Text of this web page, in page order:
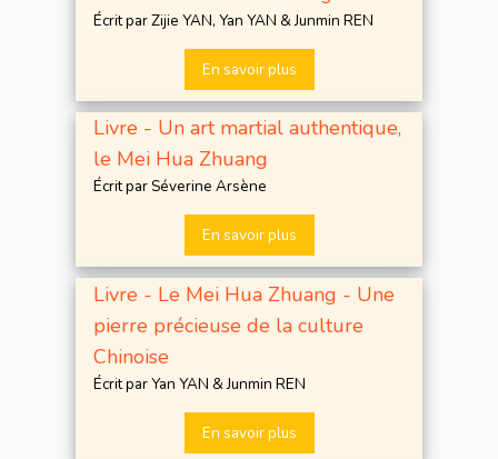
Écrit par Zijie YAN, Yan YAN & Junmin REN
En savoir plus
Livre - Un art martial authentique,
le Mei Hua Zhuang
Écrit par Séverine Arsène
En savoir plus
Livre - Le Mei Hua Zhuang - Une
pierre précieuse de la culture
Chinoise
Écrit par Yan YAN & Junmin REN
En savoir plus